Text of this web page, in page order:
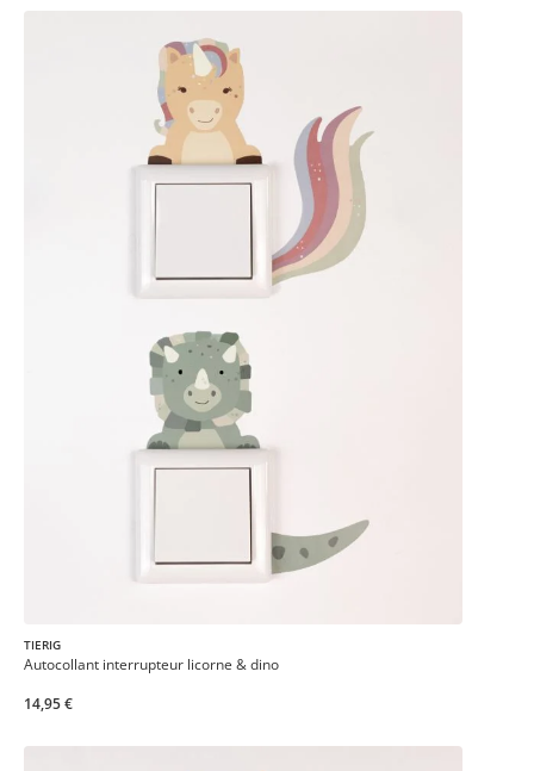
TIERIG
Autocollant interrupteur licorne & dino
14,95 €